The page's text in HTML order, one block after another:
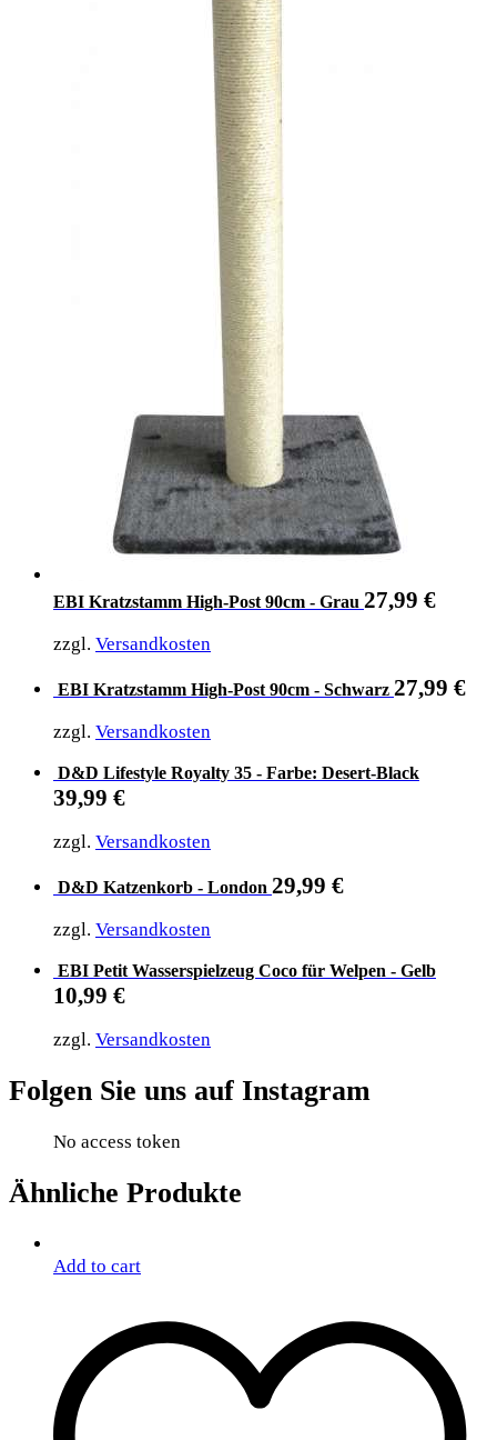
EBI Kratzstamm High-Post 90cm - Grau 27,99 €
zzgl. Versandkosten
EBI Kratzstamm High-Post 90cm - Schwarz 27,99 €
zzgl. Versandkosten
D&D Lifestyle Royalty 35 - Farbe: Desert-Black
39,99 €
zzgl. Versandkosten
D&D Katzenkorb - London 29,99 €
zzgl. Versandkosten
EBI Petit Wasserspielzeug Coco für Welpen - Gelb
10,99 €
zzgl. Versandkosten
Folgen Sie uns auf Instagram
No access token
Ähnliche Produkte
Add to cart